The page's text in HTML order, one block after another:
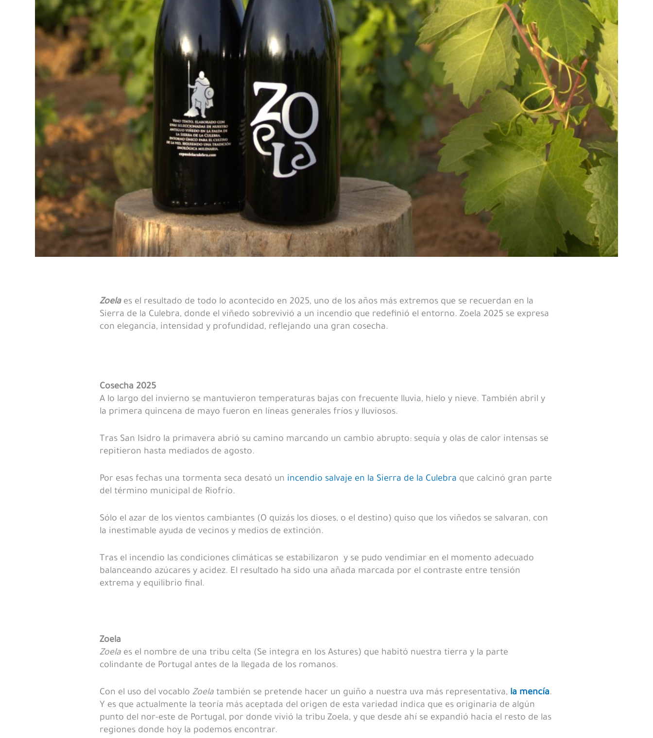
Zoela es el resultado de todo lo acontecido en 2025, uno de los años más extremos que se recuerdan en la
Sierra de la Culebra, donde el viñedo sobrevivió a un incendio que redefinió el entorno. Zoela 2025 se expresa
con elegancia, intensidad y profundidad, reflejando una gran cosecha.
Cosecha 2025
A lo largo del invierno se mantuvieron temperaturas bajas con frecuente lluvia, hielo y nieve. También abril y
la primera quincena de mayo fueron en líneas generales fríos y lluviosos.
Tras San Isidro la primavera abrió su camino marcando un cambio abrupto: sequía y olas de calor intensas se
repitieron hasta mediados de agosto.
Por esas fechas una tormenta seca desató un incendio salvaje en la Sierra de la Culebra que calcinó gran parte
del término municipal de Riofrío.
Sólo el azar de los vientos cambiantes (O quizás los dioses, o el destino) quiso que los viñedos se salvaran, con
la inestimable ayuda de vecinos y medios de extinción.
Tras el incendio las condiciones climáticas se estabilizaron y se pudo vendimiar en el momento adecuado
balanceando azúcares y acidez. El resultado ha sido una añada marcada por el contraste entre tensión
extrema y equilibrio final.
Zoela
Zoela es el nombre de una tribu celta (Se integra en los Astures) que habitó nuestra tierra y la parte
colindante de Portugal antes de la llegada de los romanos.
Con el uso del vocabloZoela también se pretende hacer un guiño a nuestra uva más representativa, la mencía.
Y es que actualmente la teoría más aceptada del origen de esta variedad indica que es originaria de algún
punto del nor-este de Portugal, por donde vivió la tribu Zoela, y que desde ahí se expandió hacia el resto de las
regiones donde hoy la podemos encontrar.